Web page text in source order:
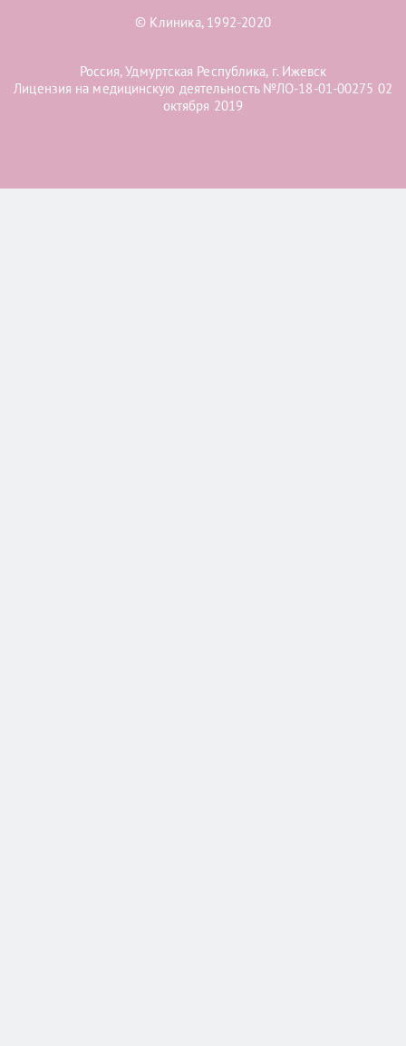
© Клиника, 1992-2020
Россия, Удмуртская Республика, г. Ижевск
Лицензия на медицинскую деятельность №ЛО-18-01-00275 02
октября 2019